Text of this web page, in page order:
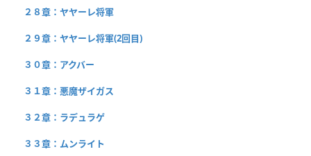
２８章：ヤヤーレ将軍
２９章：ヤヤーレ将軍(2回目)
３０章：アクバー
３１章：悪魔ザイガス
３２章：ラデュラゲ
３３章：ムンライト